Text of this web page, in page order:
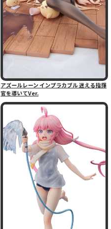
アズールレーン インプラカブル 迷える指揮
官を導いてVer.